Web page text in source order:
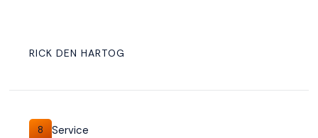
RICK DEN HARTOG
8 Service